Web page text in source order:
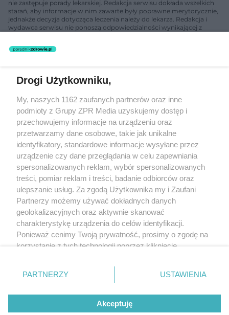
nie zastępuje porady lekarskiej. Redakcja serwisu dokłada wszelkich
starań, aby informacje w nim zawarte były poprawne merytorycznie,
jednakże decyzja dotycząca leczenia należy do lekarza. Redakcja i
wydawca serwisu nie ponoszą odpowiedzialności wynikającej z
świadczeń zdrowotnych w rozumieniu art. 3 ust 1 ustawy o
rozpowszechniany lub dalej rozpowszechniany w jakikolwiek sposób
(w tym także elektroniczny lub mechaniczny) na jakimkolwiek polu
eksploatacji w jakiejkolwiek formie, włącznie z umieszczaniem w
Internecie bez pisemnej zgody właściciela praw. Jakiekolwiek użycie
lub wykorzystanie utworów w całości lub w części z naruszeniem
prawa, tzn. bez właściwej zgody, jest zabronione pod groźbą kary i
może być ścigane prawnie.
O nas
Informacje prawne
Nasze serwisy
Drogi Użytkowniku,
My, naszych 1162 zaufanych partnerów oraz inne
podmioty z Grupy ZPR Media uzyskujemy dostęp i
przechowujemy informacje na urządzeniu oraz
przetwarzamy dane osobowe, takie jak unikalne
identyfikatory, standardowe informacje wysyłane przez
urządzenie czy dane przeglądania w celu zapewniania
spersonalizowanych reklam, wybór spersonalizowanych
treści, pomiar reklam i treści, badanie odbiorców oraz
ulepszanie usług. Za zgodą Użytkownika my i Zaufani
Partnerzy możemy używać dokładnych danych
geolokalizacyjnych oraz aktywnie skanować
charakterystykę urządzenia do celów identyfikacji.
Ponieważ cenimy Twoją prywatność, prosimy o zgodę na
korzystanie z tych technologii poprzez kliknięcie
zmienić/wycofać klikając przycisk ustawień prywatności
znajdujący się w lewym dolnym rogu strony
rodzaje przetwarzania danych nie wymagają zgody
użytkownika, ale masz prawo sprzeciwić się takiemu
PARTNERZY USTAWIENIA
Akceptuję